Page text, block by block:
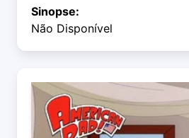
Sinopse:
Não Disponível